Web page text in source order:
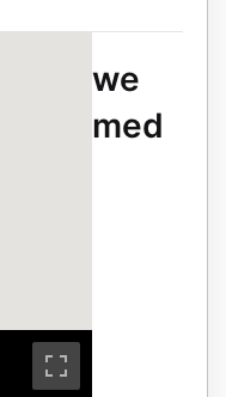
we
med